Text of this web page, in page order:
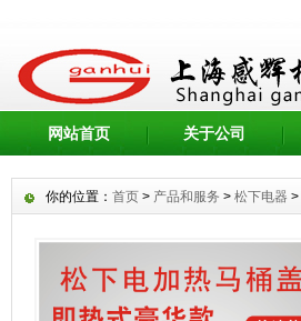
网站首页 关于公司
你的位置： 首页 > 产品和服务 > 松下电器 >